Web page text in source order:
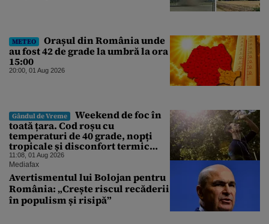
METEO
Orașul din România unde
au fost 42 de grade la umbră la ora
15:00
20:00, 01 Aug 2026
Gândul de Vreme
Weekend de foc în
toată țara. Cod roșu cu
temperaturi de 40 grade, nopți
tropicale și disconfort termic
mare. Unde se va atinge pragul
critic
11:08, 01 Aug 2026
Mediafax
Avertismentul lui Bolojan pentru
România: „Crește riscul recăderii
în populism și risipă”